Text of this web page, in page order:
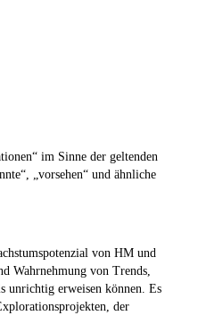
im Sinne der geltenden
„vorsehen“ und ähnliche
von HM und
Wahrnehmung von Trends,
unrichtig erweisen können. Es
der